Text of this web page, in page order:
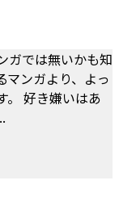
ガでは無いかも知
マンガより、よっ
。 好き嫌いはあ